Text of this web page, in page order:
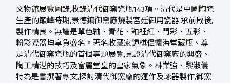
文物館展覽圖錄,收錄清代御窯瓷瓶143項。清代是中國陶瓷
生產的巔峰時期,景德鎮御窯廠燒製宮廷御用瓷器,承前啟後,
製作精良。無論是單色釉、青花、釉裡紅、鬥彩、五彩、
粉彩瓷器均享負盛名。著名收藏家鍾棋偉懷海堂藏瓶、尊
是清代御窯瓷瓶的首個專題展覽,見證清代御窯廠的興盛、
陶工精湛的技巧及富麗堂皇的皇家氣象。林業強、黎淑儀
特為是書撰著專文,探討清代御窯廠的運作及琢器製作,御窯